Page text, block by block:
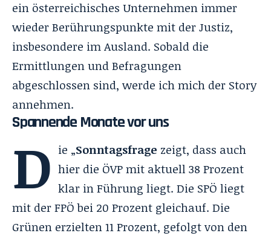
ein österreichisches Unternehmen immer
wieder Berührungspunkte mit der Justiz,
insbesondere im Ausland. Sobald die
Ermittlungen und Befragungen
abgeschlossen sind, werde ich mich der Story
annehmen.
Spannende Monate vor uns
D ie „Sonntagsfrage zeigt, dass auch
hier die ÖVP mit aktuell 38 Prozent
klar in Führung liegt. Die SPÖ liegt
mit der FPÖ bei 20 Prozent gleichauf. Die
Grünen erzielten 11 Prozent, gefolgt von den